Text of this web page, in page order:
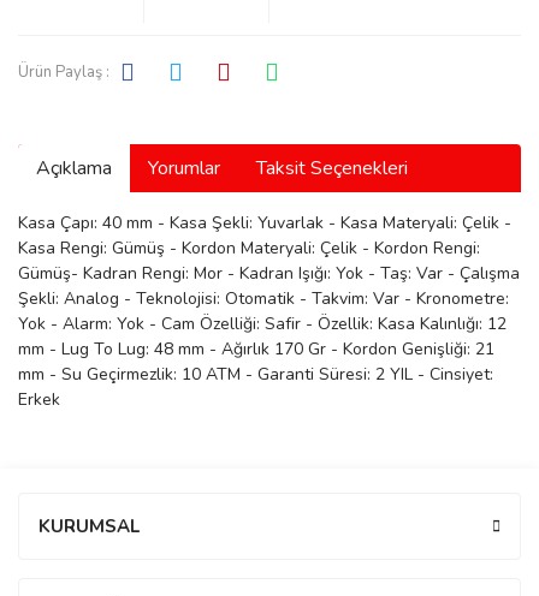
Manoir
Ürün Paylaş :
Açıklama Yorumlar Taksit Seçenekleri
Kasa Çapı: 40 mm - Kasa Şekli: Yuvarlak - Kasa Materyali: Çelik -
Kasa Rengi: Gümüş - Kordon Materyali: Çelik - Kordon Rengi:
Gümüş- Kadran Rengi: Mor - Kadran Işığı: Yok - Taş: Var - Çalışma
Şekli: Analog - Teknolojisi: Otomatik - Takvim: Var - Kronometre:
Yok - Alarm: Yok - Cam Özelliği: Safir - Özellik: Kasa Kalınlığı: 12
mm - Lug To Lug: 48 mm - Ağırlık 170 Gr - Kordon Genişliği: 21
mm - Su Geçirmezlik: 10 ATM - Garanti Süresi: 2 YIL - Cinsiyet:
Erkek
KURUMSAL